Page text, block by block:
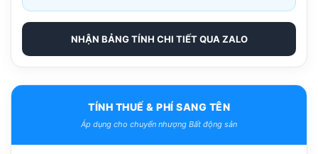
NHẬN BẢNG TÍNH CHI TIẾT QUA ZALO
TÍNH THUẾ & PHÍ SANG TÊN
Áp dụng cho chuyển nhượng Bất động sản